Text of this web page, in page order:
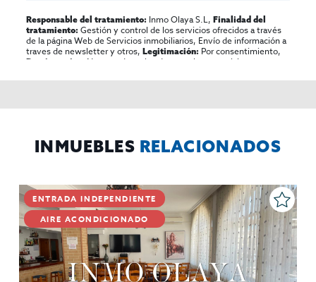
Responsable del tratamiento: Inmo Olaya S.L,Finalidad del
tratamiento: Gestión y control de los servicios ofrecidos a través
de la página Web de Servicios inmobiliarios, Envío de información a
traves de newsletter y otros,Legitimación: Por consentimiento,
Destinatarios:
No se cederan los datos, salvo para elaborar
rectificar y suprimir los datos, solicitar la portabilidad de los
INMUEBLES RELACIONADOS
ENTRADA INDEPENDIENTE
AIRE ACONDICIONADO